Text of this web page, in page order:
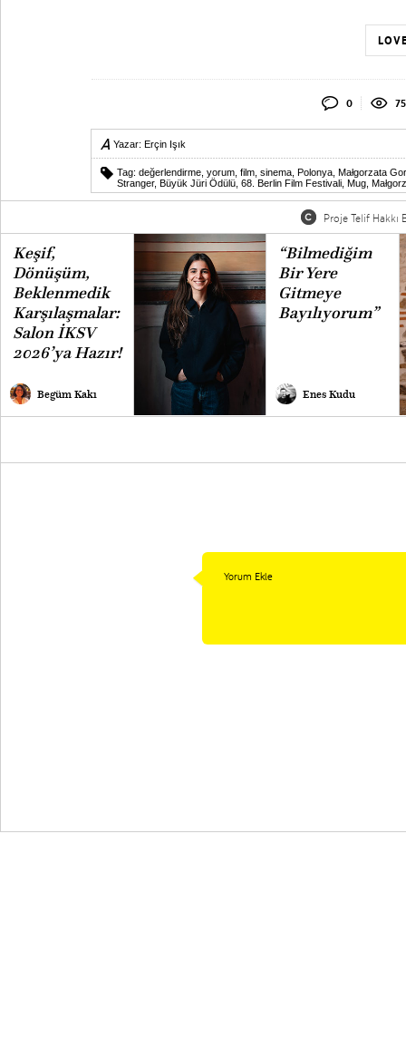
0
Yazar: Erçin Işık
Tag: değerlendirme yorum film sinema Polonya Małgorzata
Stranger, Büyük Jüri Ödülü 68. Berlin Film Festivali Mug
Proje Telif Hakkı
Keşif,
Dönüşüm,
Beklenmedik
Karşılaşmalar:
Salon İKSV
2026’ya Hazır!
Begüm Kakı
“Bilmediğim
Bir Yere
Gitmeye
Bayılıyorum”
Enes Kudu